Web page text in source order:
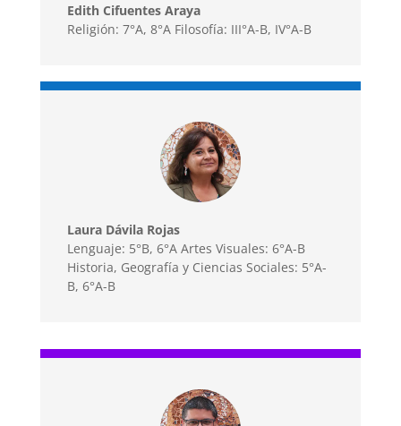
Edith Cifuentes Araya
Religión: 7°A, 8°A Filosofía: III°A-B, IV°A-B
Laura Dávila Rojas
Lenguaje: 5°B, 6°A Artes Visuales: 6°A-B
Historia, Geografía y Ciencias Sociales: 5°A-
B, 6°A-B